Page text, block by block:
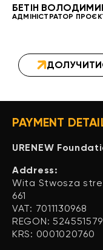
БЕТІН
АДМІНІСТРАТОР
PAYMENT
URENEW
Address:
Wita Stwosza
661
VAT: 7011130968
REGON: 524551579
KRS: 0001020760